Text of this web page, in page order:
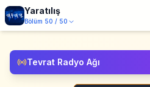
Yaratılış
Bölüm 50 / 50
Tevrat Radyo Ağı